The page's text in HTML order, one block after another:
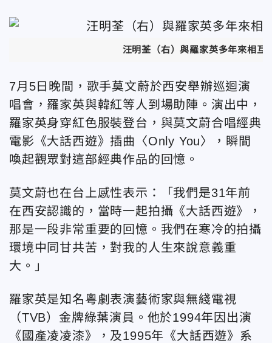
汪明荃（右）與羅家英多年來相互
7月5日晚間，歌手莫文蔚於西安舉辦巡迴演
唱會，羅家英與韓紅等人到場助陣。演出中，
羅家英身穿紅色服裝登台，與莫文蔚合唱經典
電影《大話西遊》插曲〈Only You〉，瞬間
喚起觀眾對這部經典作品的回憶。
莫文蔚也在台上感性表示：「我們是31年前
在西安認識的，當時一起拍攝《大話西遊》，
那是一段非常重要的回憶。我們在寒冷的拍攝
環境中同甘共苦，對我的人生來說意義重
大。」
羅家英是知名粵劇表演藝術家與無綫電視
（TVB）金牌綠葉演員。他於1994年因出演
《國產凌凌漆》，及1995年《大話西遊》系